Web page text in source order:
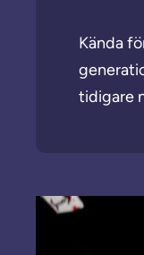
Kända
tidigare